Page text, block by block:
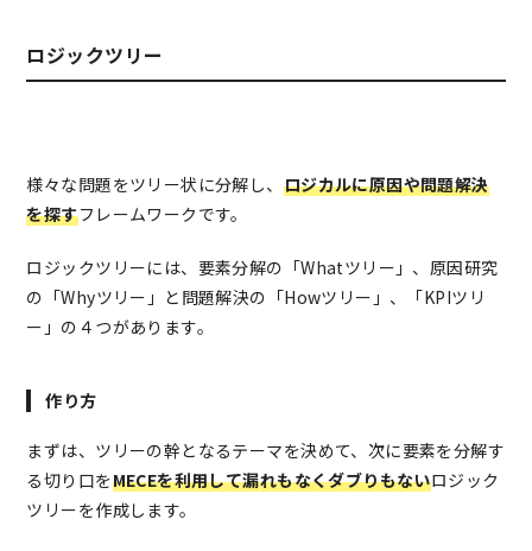
ロジックツリー
様々な問題をツリー状に分解し、 ロジカルに原因や問題解決
を探すフレームワークです。
ロジックツリーには、要素分解の「Whatツリー」、原因研究
の「Whyツリー」と問題解決の「Howツリー」、「KPIツリ
ー」の４つがあります。
作り方
まずは、ツリーの幹となるテーマを決めて、次に要素を分解す
る切り口をMECEを利用して漏れもなくダブりもないロジック
ツリーを作成します。